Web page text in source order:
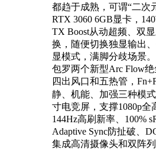
都趋于成熟，可谓“二次
RTX 3060 6GB显卡，
TX Boost从动超频、双
换，随便切换独显输出
显模式，满脚分歧场景
包罗两个新型Arc Flow
四出风口和五热管，
静、机能、加强三种模式
寸电竞屏，支撑1080p全
144Hz高刷新率、100%
Adaptive Sync防扯破、
集成高清摄像头和双阵